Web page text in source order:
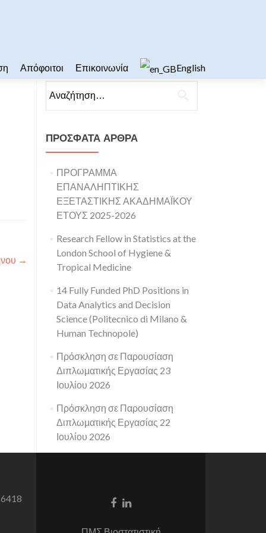
Απόφοιτοι Επικοινωνία English
→
ΠΡΌΣΦΑΤΑ ΆΡΘΡΑ
ΠΡΟΓΡΑΜΜΑ
ΕΠΑΝΑΛΗΠΤΙΚΗΣ
ΕΞΕΤΑΣΤΙΚΗΣ ΑΚΑΔΗΜΑΪΚΟΥ
ΕΤΟΥΣ 2025-2026
Research Fellow in Statistics at the
London School of Hygiene &
Tropical Medicine
14 Fully Funded PhD Positions in
Data Analytics and Decision
Science (Politecnico di Milano &
Human Technopole)
Πρόσκληση σε Παρουσίαση
Διπλωματικής Εργασίας 23
Ιουλίου 2026
Πρόσκληση σε Παρουσίαση
Διπλωματικής Εργασίας 22
Ιουλίου 2026
Facebook
Linkedin